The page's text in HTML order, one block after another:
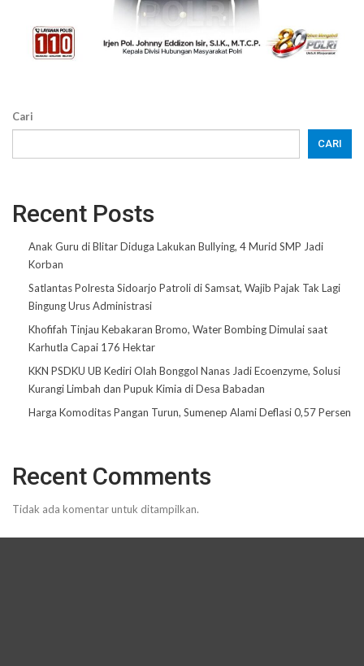
Cari
CARI
Recent Posts
Anak Guru di Blitar Diduga Lakukan Bullying, 4 Murid SMP Jadi
Korban
Satlantas Polresta Sidoarjo Patroli di Samsat, Wajib Pajak Tak Lagi
Bingung Urus Administrasi
Khofifah Tinjau Kebakaran Bromo, Water Bombing Dimulai saat
Karhutla Capai 176 Hektar
KKN PSDKU UB Kediri Olah Bonggol Nanas Jadi Ecoenzyme, Solusi
Kurangi Limbah dan Pupuk Kimia di Desa Babadan
Harga Komoditas Pangan Turun, Sumenep Alami Deflasi 0,57 Persen
Recent Comments
Tidak ada komentar untuk ditampilkan.